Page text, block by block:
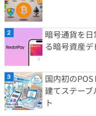
暗号通貨を
る暗号資産デ
国内初の
建てステー
ト